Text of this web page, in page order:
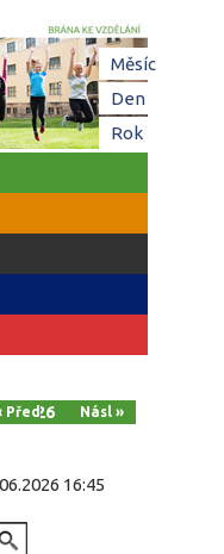
2026
Před Násl »
16:45
Měsíc
Den(aktivní
Rok